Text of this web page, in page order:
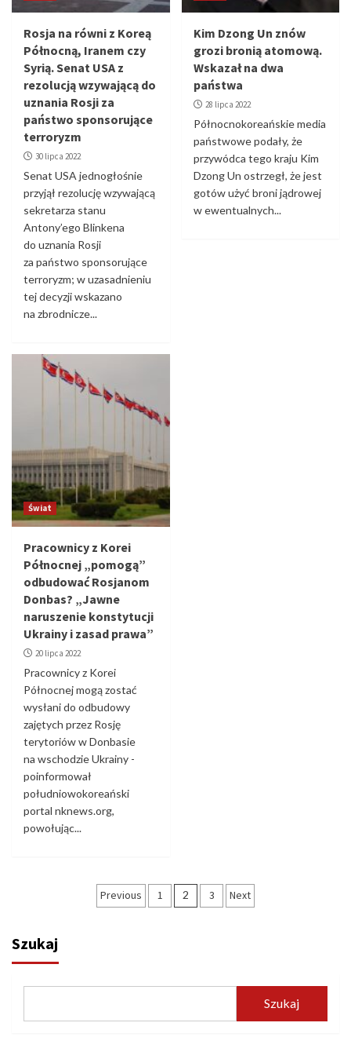
Rosja na równi z Koreą
Północną, Iranem czy
Syrią. Senat USA z
rezolucją wzywającą do
uznania Rosji za
państwo sponsorujące
terroryzm
30 lipca 2022
Senat USA jednogłośnie
przyjął rezolucję wzywającą
sekretarza stanu
Antony’ego Blinkena
do uznania Rosji
za państwo sponsorujące
terroryzm; w uzasadnieniu
tej decyzji wskazano
na zbrodnicze...
Kim Dzong Un znów
grozi bronią atomową.
Wskazał na dwa
państwa
28 lipca 2022
Północnokoreańskie media
państwowe podały, że
przywódca tego kraju Kim
Dzong Un ostrzegł, że jest
gotów użyć broni jądrowej
w ewentualnych...
Świat
Pracownicy z Korei
Północnej „pomogą”
odbudować Rosjanom
Donbas? „Jawne
naruszenie konstytucji
Ukrainy i zasad prawa”
20 lipca 2022
Pracownicy z Korei
Północnej mogą zostać
wysłani do odbudowy
zajętych przez Rosję
terytoriów w Donbasie
na wschodzie Ukrainy -
poinformował
południowokoreański
portal nknews.org,
powołując...
Stronicowanie
Previous 1 2 3 Next
Szukaj
Szukaj